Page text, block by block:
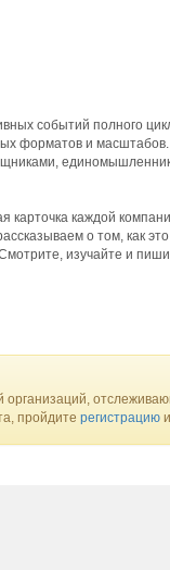
событий полного
форматов и
карточка каждой
о том, как
изучайте и
пройдите регистрацию и